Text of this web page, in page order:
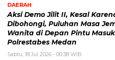
DAERAH
Aksi Demo Jilit II, Kesal
Dibohongi, Puluhan Masa
Wanita di Depan Pintu Masuk
Polrestabes Medan
Sabtu, 18 Jul 2026 - 00:38 WIB